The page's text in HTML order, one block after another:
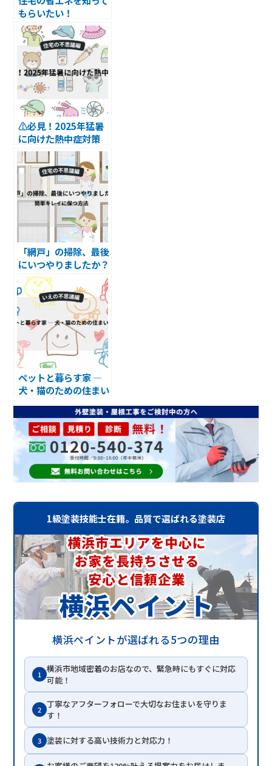
もらいたい！
⚠必見！2025年猛暑
に向けた熱中症対策
「網戸」の掃除、最後
にいつやりましたか？
簡単キレイに保つ方法
ペットと暮らす家 ―
犬・猫のための住まい
工夫
1級塗装技能士在籍。品質で選ばれる塗装店
横浜ペイントが選ばれる5つの理由
1
横浜市地域密着のお店なので、緊急時にもすぐに対応
可能！
2 丁寧なアフターフォローで大切なお住まいを守りま
す！
3 塗装に対する高い技術力と対応力！